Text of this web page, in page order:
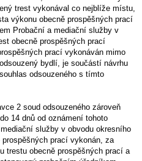
trest vykonával co nejblíže místu,
výkonu obecně prospěšných prací
Probační a mediační služby v
obecně prospěšných prací
prací vykonáván mimo
bydlí, je součástí návrhu
odsouzeného s tímto
2 soud odsouzeného zároveň
14 dnů od oznámení tohoto
služby v obvodu okresního
prací vykonán, za
trestu obecně prospěšných prací a